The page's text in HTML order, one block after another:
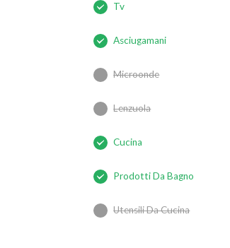
Tv
Asciugamani
Microonde
Lenzuola
Cucina
Prodotti Da Bagno
Utensili Da Cucina